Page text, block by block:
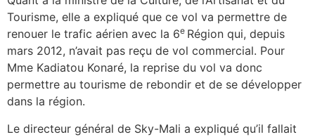
Tourisme, elle a expliqué que ce vol va permettre de
renouer le trafic aérien avec la 6e Région qui, depuis
mars 2012, n’avait pas reçu de vol commercial. Pour
Mme Kadiatou Konaré, la reprise du vol va donc
permettre au tourisme de rebondir et de se développer
dans la région.
Le directeur général de Sky-Mali a expliqué qu’il fallait